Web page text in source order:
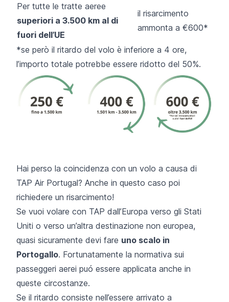
Per tutte le tratte aeree
superiori a 3.500 km al di
fuori dell’UE
il risarcimento
ammonta a €600*
*se però il ritardo del volo è inferiore a 4 ore,
l’importo totale potrebbe essere ridotto del 50%.
Hai perso la coincidenza con un volo a causa di
TAP Air Portugal? Anche in questo caso poi
richiedere un risarcimento!
Se vuoi volare con TAP dall’Europa verso gli Stati
Uniti o verso un’altra destinazione non europea,
quasi sicuramente devi fare uno scalo in
Portogallo. Fortunatamente la normativa sui
passeggeri aerei puó essere applicata anche in
queste circostanze.
Se il ritardo consiste nell’essere arrivato a